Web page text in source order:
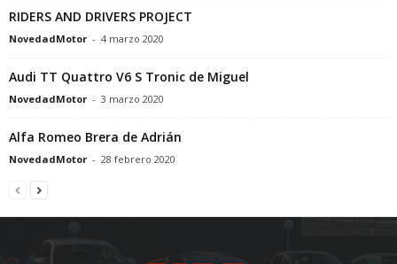
RIDERS AND DRIVERS PROJECT
NovedadMotor - 4 marzo 2020
Audi TT Quattro V6 S Tronic de Miguel
NovedadMotor - 3 marzo 2020
Alfa Romeo Brera de Adrián
NovedadMotor - 28 febrero 2020